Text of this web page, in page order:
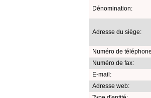
Dénomination:
Adresse du siège:
Numéro de
Numéro de fax:
E-mail:
Adresse web: